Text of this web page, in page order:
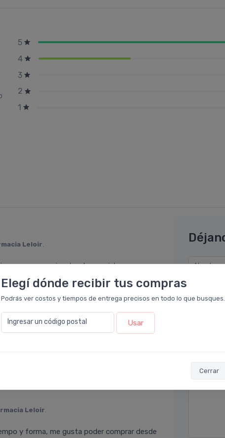
Elegí dónde recibir tus compras
Podrás ver costos y tiempos de entrega precisos en todo lo que busques.
Ingresar un código postal Usar
Cerrar
5
4
3
2
1
Leloir.
con sus precios. Igual para piel con
Crema de rápida absorción.
Farmacia Leloir
para una rutina simple y basica para
mas hidratada.
Leloir.
y forma, me gusta poder comprar desde
Nombre
Email*
Por